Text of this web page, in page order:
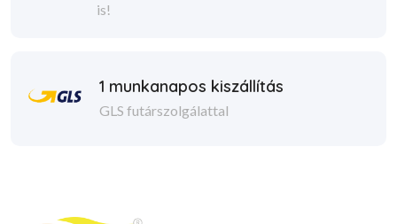
is!
1 munkanapos kiszállítás
GLS futárszolgálattal